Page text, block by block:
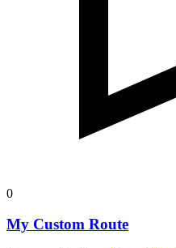
0
My Custom Route